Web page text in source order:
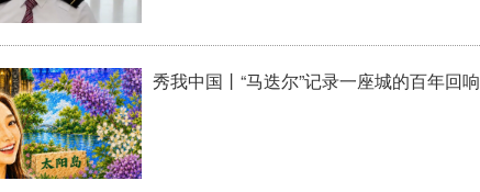
秀我中国丨“马迭尔”记录一座城的百年回响